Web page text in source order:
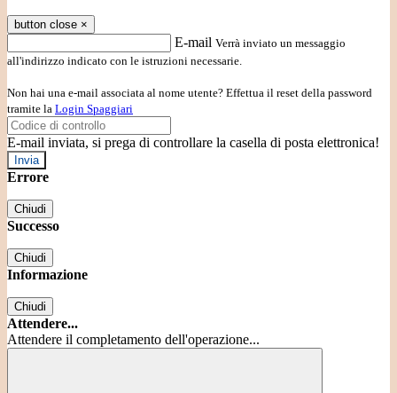
button close ×
E-mail Verrà inviato un messaggio
all'indirizzo indicato con le istruzioni necessarie.
Non hai una e-mail associata al nome utente? Effettua il reset della password
tramite la Login Spaggiari
E-mail inviata, si prega di controllare la casella di posta elettronica!
Errore
Chiudi
Successo
Chiudi
Informazione
Chiudi
Attendere...
Attendere il completamento dell'operazione...